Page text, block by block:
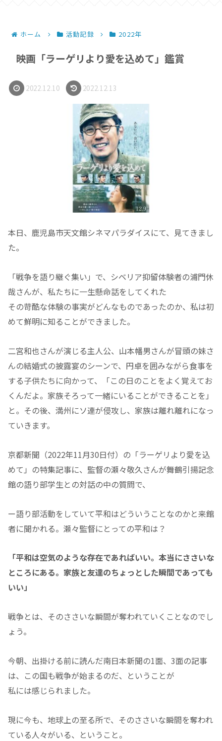
ホーム 活動記録 2022年
映画「ラーゲリより愛を込めて」鑑賞
2022.12.10 2022.12.13
本日、鹿児島市天文館シネマパラダイスにて、見てきまし
た。
「戦争を語り継ぐ集い」で、シベリア抑留体験者の浦門休
哉さんが、私たちに一生懸命話をしてくれた
その苛酷な体験の事実がどんなものであったのか、私は初
めて鮮明に知ることができました。
二宮和也さんが演じる主人公、山本幡男さんが冒頭の妹さ
んの結婚式の披露宴のシーンで、円卓を囲みながら食事を
する子供たちに向かって、「この日のことをよく覚えてお
くんだよ。家族そろって一緒にいることができることを」
と。その後、満州にソ連が侵攻し、家族は離れ離れになっ
ていきます。
京都新聞（2022年11月30日付）の「ラーゲリより愛を込
めて」の特集記事に、監督の瀬々敬久さんが舞鶴引揚記念
館の語り部学生との対話の中の質問で、
ー語り部活動をしていて平和はどういうことなのかと来館
者に聞かれる。瀬々監督にとっての平和は？
「平和は空気のような存在であればいい。本当にささいな
ところにある。家族と友達のちょっとした瞬間であっても
いい」
戦争とは、そのささいな瞬間が奪われていくことなのでし
ょう。
今朝、出掛ける前に読んだ南日本新聞の1面、3面の記事
は、この国も戦争が始まるのだ、ということが
私には感じられました。
現に今も、地球上の至る所で、そのささいな瞬間を奪われ
ている人々がいる、ということ。